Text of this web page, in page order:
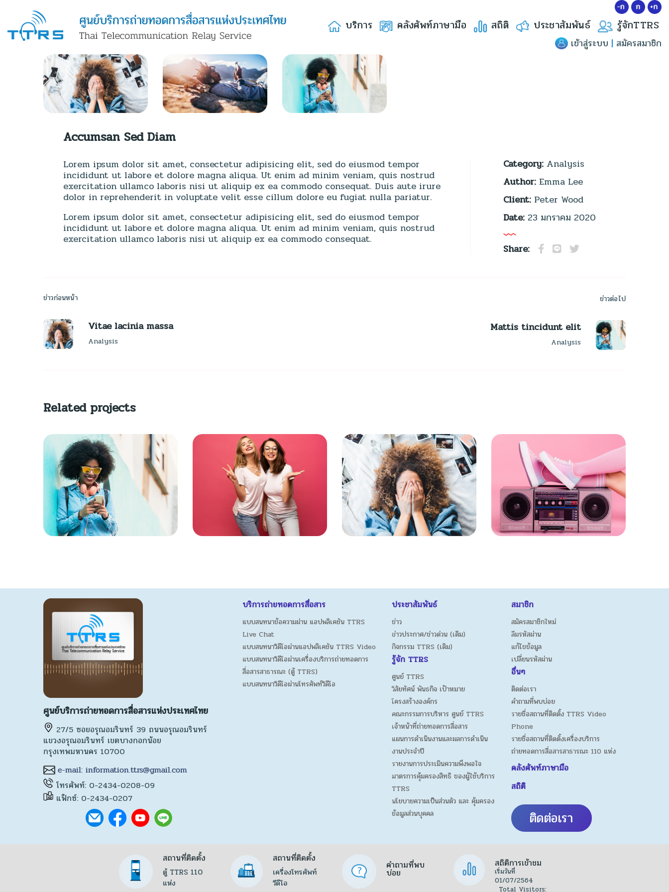
บริการ คลังศัพท์ภาษามือ สถิติ ประชาสัมพันธ์ รู้จักTTRS
เข้าสู่ระบบ | สมัครสมาชิก
Accumsan Sed Diam
Lorem ipsum dolor sit amet, consectetur adipisicing elit, sed do eiusmod tempor
incididunt ut labore et dolore magna aliqua. Ut enim ad minim veniam, quis nostrud
exercitation ullamco laboris nisi ut aliquip ex ea commodo consequat. Duis aute irure
dolor in reprehenderit in voluptate velit esse cillum dolore eu fugiat nulla pariatur.
Lorem ipsum dolor sit amet, consectetur adipisicing elit, sed do eiusmod tempor
incididunt ut labore et dolore magna aliqua. Ut enim ad minim veniam, quis nostrud
exercitation ullamco laboris nisi ut aliquip ex ea commodo consequat.
Category: Analysis
Author: Emma Lee
Client: Peter Wood
Date: 23 มกราคม 2020
Share:
ข่าวก่อนหน้า
Vitae lacinia massa
Analysis
ข่าวต่อไป
Mattis tincidunt elit
Analysis
Related projects
ศูนย์บริการถ่ายทอดการสื่อสารแห่งประเทศไทย
27/5 ซอยอรุณอมรินทร์ 39 ถนนอรุณอมรินทร์
แขวงอรุณอมรินทร์ เขตบางกอกน้อย
กรุงเทพมหานคร 10700
โทรศัพท์: 0-2434-0208-09
แฟ็กซ์: 0-2434-0207
บริการถ่ายทอดการสื่อสาร
แบบสนทนาข้อความผ่าน แอปพลิเคชัน TTRS
Live Chat
แบบสนทนาวิดีโอผ่านแอปพลิเคชัน TTRS Video
แบบสนทนาวิดีโอผ่านเครื่องบริการถ่ายทอดการ
สื่อสารสาธารณะ (ตู้ TTRS)
แบบสนทนาวิดีโอผ่านโทรศัพท์วิดีโอ
ประชาสัมพันธ์
ข่าว
ข่าวประกาศ/ข่าวด่วน (เดิม)
กิจกรรม TTRS (เดิม)
รู้จัก TTRS
ศูนย์ TTRS
วิสัยทัศน์ พันธกิจ เป้าหมาย
โครงสร้างองค์กร
คณะกรรมการบริหาร ศูนย์ TTRS
เจ้าหน้าที่ถ่ายทอดการสื่อสาร
แผนการดำเนินงานและผลการดำเนิน
งานประจำปี
รายงานการประเมินความพึงพอใจ
มาตรการคุ้มครองสิทธิ ของผู้ใช้บริการ
TTRS
นโยบายความเป็นส่วนตัว และ คุ้มครอง
ข้อมูลส่วนบุคคล
สมาชิก
สมัครสมาชิกใหม่
ลืมรหัสผ่าน
แก้ไขข้อมูล
เปลี่ยนรหัสผ่าน
อื่นๆ
ติดต่อเรา
คำถามที่พบบ่อย
รายชื่อสถานที่ติดตั้ง TTRS Video
Phone
รายชื่อสถานที่ติดตั้งเครื่องบริการ
ถ่ายทอดการสื่อสารสาธารณะ 110 แห่ง
คลังศัพท์ภาษามือ
สถิติ
ติดต่อเรา
สถานที่ติดตั้ง
ตู้ TTRS 110
แห่ง
สถานที่ติดตั้ง
เครื่องโทรศัพท์
วีดีโอ
คำถามที่พบ
บ่อย
สถิติการเข้าชม
เริ่มวันที่
01/07/2564
Total Visitors: